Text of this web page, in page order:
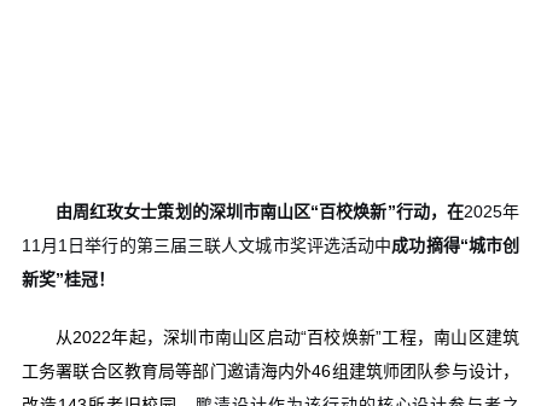
由周红玫女士策划的深圳市南山区“百校焕新”行动，在2025年
11 月 1 日举行的第三届三联人文城市奖评选活动中成功摘得“城市创
新奖”桂冠！
从2022年起，深圳市南山区启动“百校焕新”工程，南山区建筑
工务署联合区教育局等部门邀请海内外46组建筑师团队参与设计，